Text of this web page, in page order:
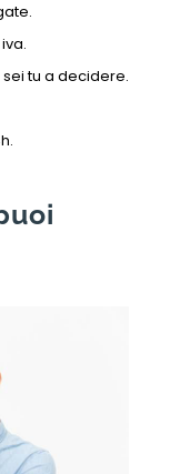
sei tu a decidere.